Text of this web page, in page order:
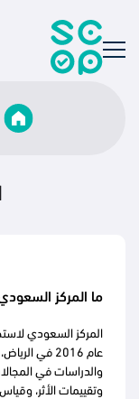
ما المركز
المركز السعودي
عام 2016 في
والدراسات في
وتقييمات الأثر،